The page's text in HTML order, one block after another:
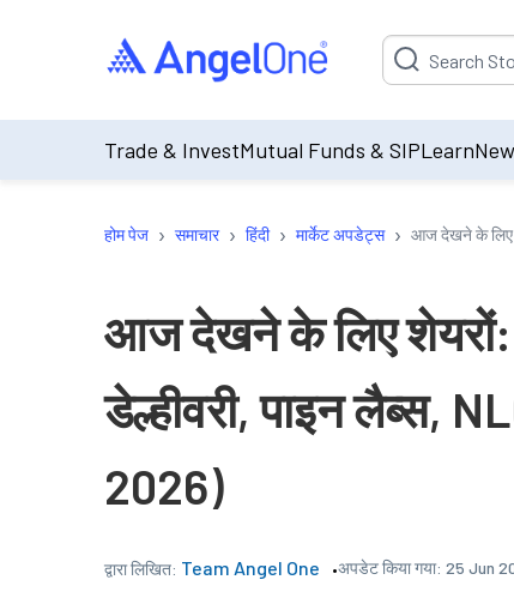
Suggestion will
Trade & InvestMutual Funds & SIPLearn
होम पेज › समाचार › हिंदी › मार्केट अपडेट्स › आज देखने के लिए
आज देखने के लिए शेयरों:
डेल्हीवरी, पाइन लैब्स,
2026)
द्वारा लिखित: Team Angel One अपडेट किया गया: 25 Jun